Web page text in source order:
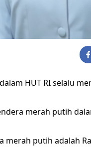
HUT RI selalu
merah putih
merah putih adalah